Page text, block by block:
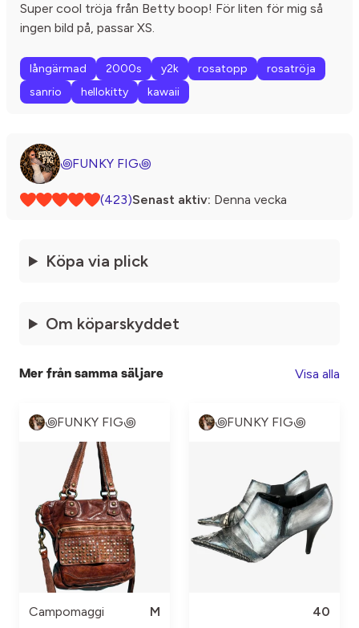
Super cool tröja från Betty boop! För liten för mig så
ingen bild på, passar XS.
långärmad 2000s y2k rosatopp
rosatröja
sanrio
hellokitty kawaii
꩜FUNKY FIG꩜
(423)Senast aktiv: Denna vecka
Köpa via plick
Om köparskyddet
Mer från samma säljare Visa alla
꩜FUNKY FIG꩜
Campomaggi M
꩜FUNKY FIG꩜
40